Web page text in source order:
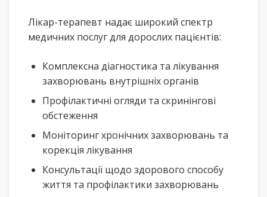
Лікар-терапевт надає широкий спектр
медичних послуг для дорослих пацієнтів:
Комплексна діагностика та лікування
захворювань внутрішніх органів
Профілактичні огляди та скринінгові
обстеження
Моніторинг хронічних захворювань та
корекція лікування
Консультації щодо здорового способу
життя та профілактики захворювань